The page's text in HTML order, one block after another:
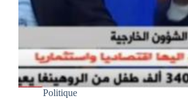
Politique